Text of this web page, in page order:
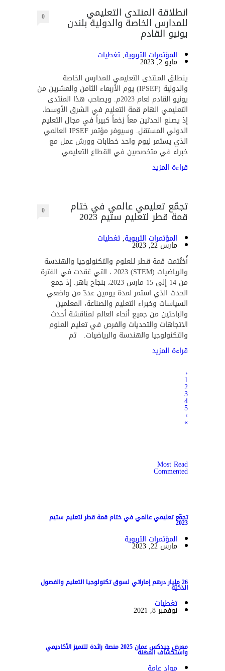
انطلاقة المنتدى التعليمي
للمدارس الخاصة والدولية بلندن
يونيو القادم
0
المؤتمرات التربوية,تغطيات
مايو 2, 2023
ينطلق المنتدى التعليمي للمدارس الخاصة
والدولية (IPSEF) يوم الأربعاء الثامن والعشرين من
يونيو القادم لعام 2023م. ويصاحب هذا المنتدى
التعليمي الهام قمة التعليم في الشرق الأوسط،
إذ يصنع الحدثين معاً زخماً كبيراً في مجال التعليم
الدولي المستقل. وسيوفر مؤتمر IPSEF العالمي
الذي يستمر ليوم واحد خطابات وورش عمل مع
خبراء في متخصصين في القطاع التعليمي
قراءة المزيد
تجمّع تعليمي عالمي في ختام
قمة قطر لتعليم ستيم 2023 0
المؤتمرات التربوية,تغطيات
مارس 22, 2023
أُختُتمت قمة قطر للعلوم والتكنولوجيا والهندسة
والرياضيات (STEM) 2023 ، التي عُقدت في الفترة
من 14 إلى 15 مارس 2023، بنجاح باهر. إذ جمع
الحدث الذي استمر لمدة يومين عددٌ من واضعي
السياسات وخبراء التعليم والصناعة، المعلمين
والباحثين من جميع أنحاء العالم لمناقشة أحدث
الاتجاهات والتحديات والفرص في تعليم العلوم
والتكنولوجيا والهندسة والرياضيات. تم
قراءة المزيد
‹
1
2
3
4
5
›
»
Most Read
Commented
تجمّع تعليمي عالمي في ختام قمة قطر لتعليم ستيم
2023
المؤتمرات التربوية
مارس 22, 2023
26 مليار درهم إماراتي لسوق تكنولوجيا التعليم والفصول
الذكيّة
تغطيات
نوفمبر 8, 2021
معرض جيدكس عمان 2025 منصة رائدة للتميز الأكاديمي واستكشاف المهنة
مواد عامة